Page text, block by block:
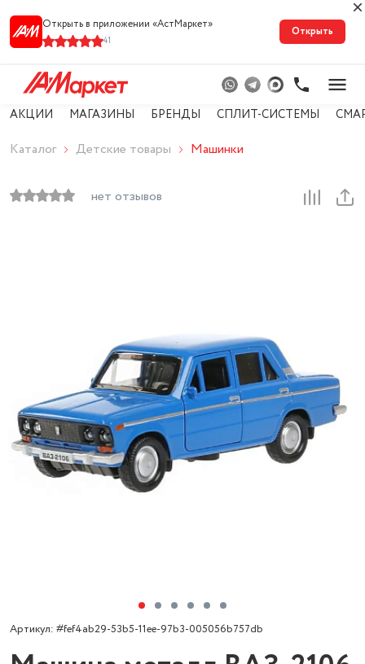
Открыть в приложении «АстМарке‪т‬»
41
Открыть
АКЦИИ МАГАЗИНЫ БРЕНДЫ СПЛИТ-СИСТЕМЫ
Каталог Детские товары Машинки
нет отзывов
Артикул: #fef4ab29-53b5-11ee-97b3-005056b757db